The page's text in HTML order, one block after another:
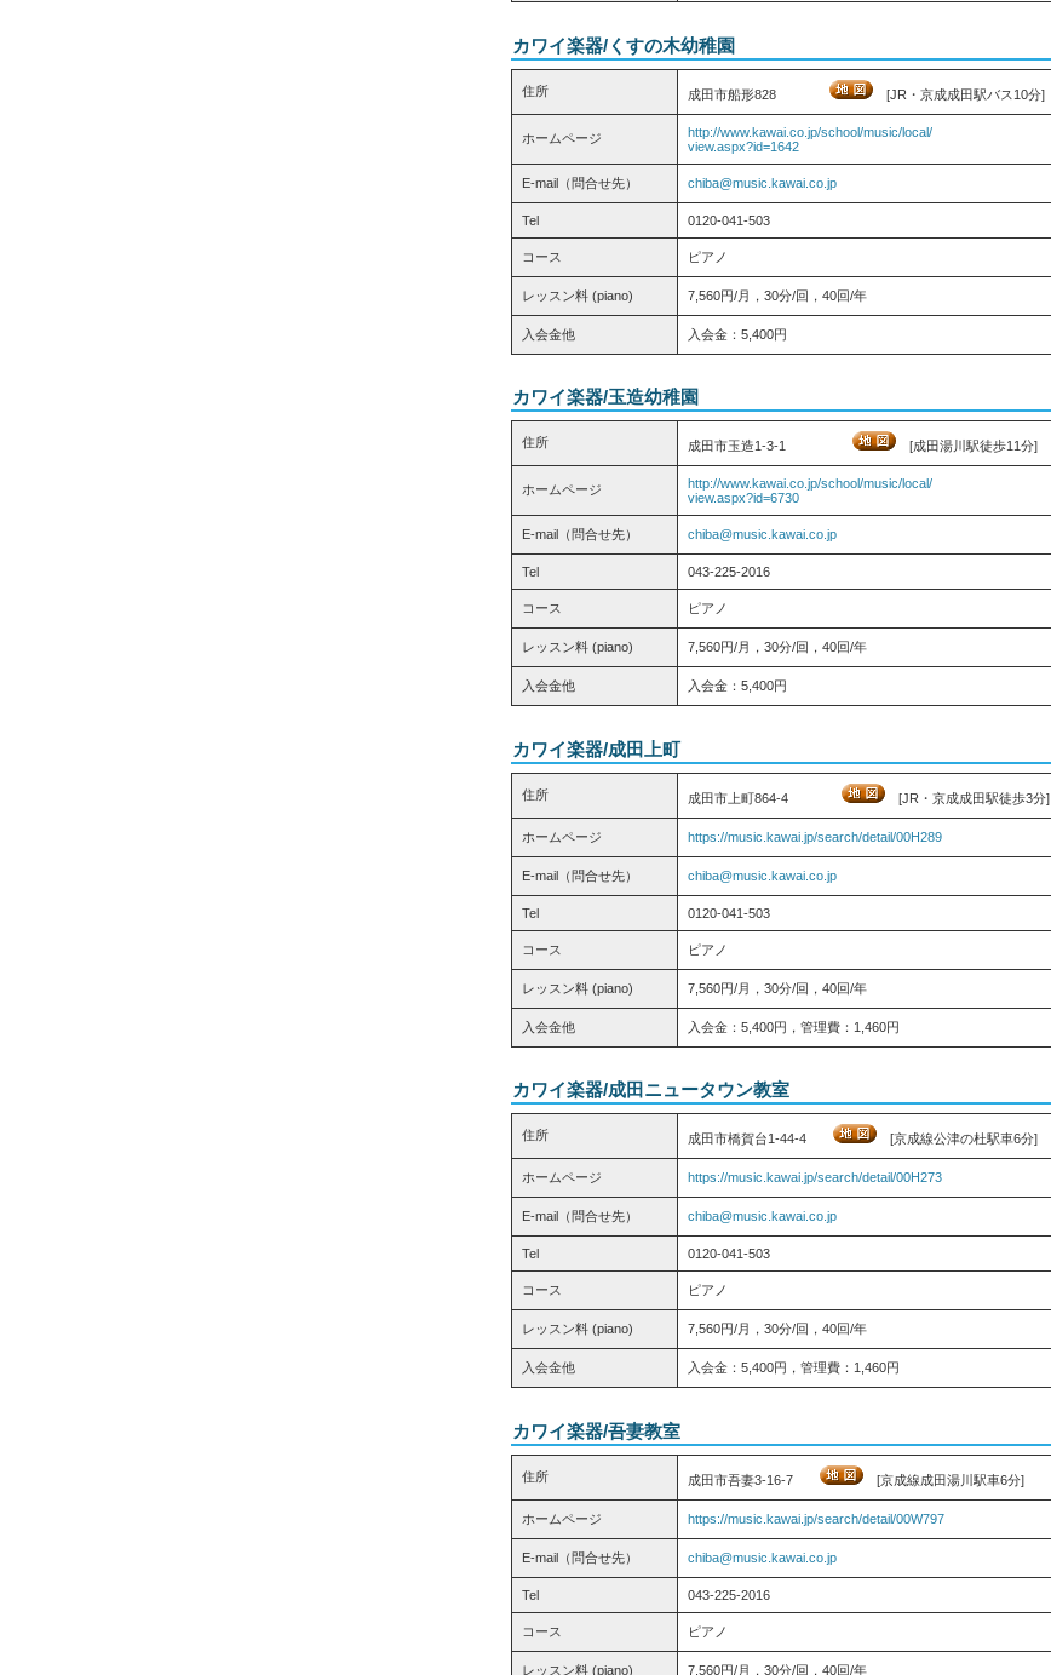
カワイ楽器/くすの木幼稚園
住所 成田市船形828 [JR・京成成田駅バス10分]
ホームページ
http://www.kawai.co.jp/school/music/local/
view.aspx?id=1642
E-mail（問合せ先） chiba@music.kawai.co.jp
Tel 0120-041-503
コース ピアノ
レッスン料 (piano) 7,560円/月，30分/回，40回/年
入会金他 入会金：5,400円
カワイ楽器/玉造幼稚園
住所 成田市玉造1-3-1 [成田湯川駅徒歩11分]
ホームページ
http://www.kawai.co.jp/school/music/local/
view.aspx?id=6730
E-mail（問合せ先） chiba@music.kawai.co.jp
Tel 043-225-2016
コース ピアノ
レッスン料 (piano) 7,560円/月，30分/回，40回/年
入会金他 入会金：5,400円
カワイ楽器/成田上町
住所 成田市上町864-4 [JR・京成成田駅徒歩3分]
ホームページ https://music.kawai.jp/search/detail/00H289
E-mail（問合せ先） chiba@music.kawai.co.jp
Tel 0120-041-503
コース ピアノ
レッスン料 (piano) 7,560円/月，30分/回，40回/年
入会金他 入会金：5,400円，管理費：1,460円
カワイ楽器/成田ニュータウン教室
住所 成田市橋賀台1-44-4 [京成線公津の杜駅車6分]
ホームページ https://music.kawai.jp/search/detail/00H273
E-mail（問合せ先） chiba@music.kawai.co.jp
Tel 0120-041-503
コース ピアノ
レッスン料 (piano) 7,560円/月，30分/回，40回/年
入会金他 入会金：5,400円，管理費：1,460円
カワイ楽器/吾妻教室
住所 成田市吾妻3-16-7 [京成線成田湯川駅車6分]
ホームページ https://music.kawai.jp/search/detail/00W797
E-mail（問合せ先） chiba@music.kawai.co.jp
Tel 043-225-2016
コース ピアノ
レッスン料 (piano) 7,560円/月，30分/回，40回/年